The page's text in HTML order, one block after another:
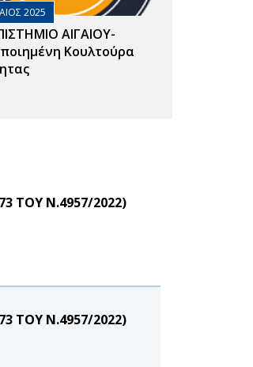
2025
ΑΙΓΑΙΟΥ-
Κουλτούρα
ΤΟΥ Ν.4957/2022)
ΤΟΥ Ν.4957/2022)